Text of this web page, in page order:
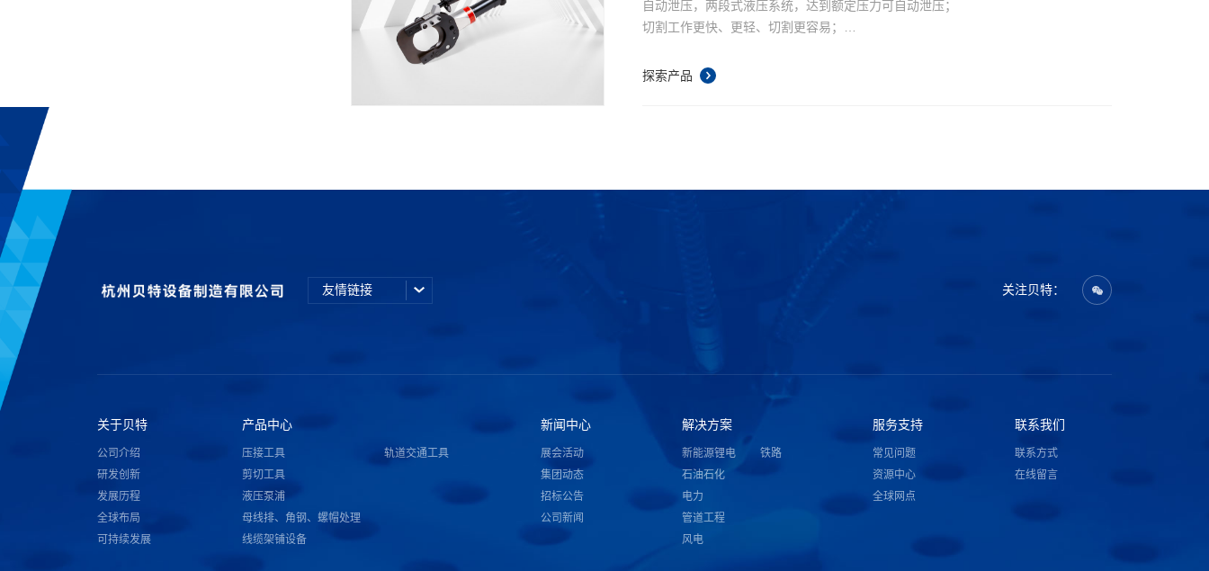
自动泄压，两段式液压系统，达到额定压力可自动泄压；
切割工作更快、更轻、切割更容易；
手动泄压按钮，切断中途松开，快速复位。
探索产品
友情链接 关注贝特：
关于贝特
公司介绍
研发创新
发展历程
全球布局
可持续发展
产品中心
压接工具
剪切工具
液压泵浦
母线排、角钢、螺帽处理
线缆架铺设备
轨道交通工具
新闻中心
展会活动
集团动态
招标公告
公司新闻
解决方案
新能源锂电
石油石化
电力
管道工程
风电
铁路
服务支持
常见问题
资源中心
全球网点
联系我们
联系方式
在线留言